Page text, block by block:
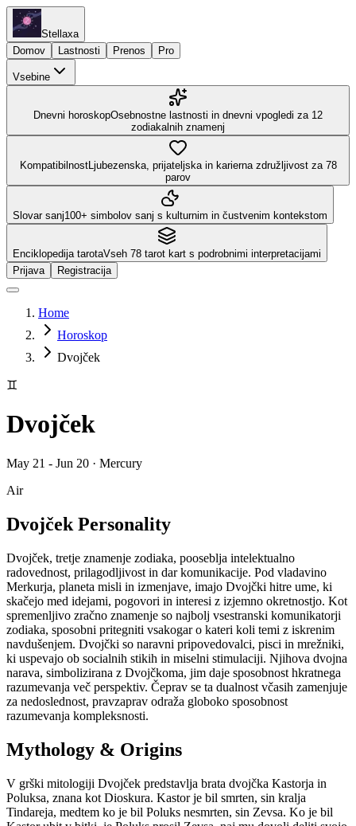
Stellaxa
Domov
Lastnosti Prenos Pro
Vsebine
Dnevni horoskopOsebnostne lastnosti in dnevni vpogledi za 12
zodiakalnih znamenj
KompatibilnostLjubezenska, prijateljska in karierna združljivost za 78
parov
Slovar sanj100+ simbolov sanj s kulturnim in čustvenim kontekstom
Enciklopedija tarotaVseh 78 tarot kart s podrobnimi interpretacijami
Prijava
Registracija
Home
Horoskop
Dvojček
♊
Dvojček
May 21 - Jun 20 · Mercury
Air
Dvojček Personality
Dvojček, tretje znamenje zodiaka, pooseblja intelektualno
radovednost, prilagodljivost in dar komunikacije. Pod vladavino
Merkurja, planeta misli in izmenjave, imajo Dvojčki hitre ume, ki
skačejo med idejami, pogovori in interesi z izjemno okretnostjo. Kot
spremenljivo zračno znamenje so najbolj vsestranski komunikatorji
zodiaka, sposobni pritegniti vsakogar o kateri koli temi z iskrenim
navdušenjem. Dvojčki so naravni pripovedovalci, pisci in mrežniki,
ki uspevajo ob socialnih stikih in miselni stimulaciji. Njihova dvojna
narava, simbolizirana z Dvojčkoma, jim daje sposobnost hkratnega
razumevanja več perspektiv. Čeprav se ta dualnost včasih zamenjuje
za nedoslednost, pravzaprav odraža globoko sposobnost
razumevanja kompleksnosti.
Mythology & Origins
V grški mitologiji Dvojček predstavlja brata dvojčka Kastorja in
Poluksa, znana kot Dioskura. Kastor je bil smrten, sin kralja
Tindareja, medtem ko je bil Poluks nesmrten, sin Zevsa. Ko je bil